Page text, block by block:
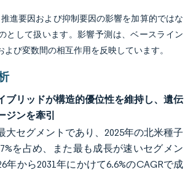
進要因および抑制要因の影響を加算的ではな
として扱います。影響予測は、ベースライン
よび変数間の相互作用を反映しています。
ブリッドが構造的優位性を維持し、遺伝
ジンを牽引
大セグメントであり、2025年の北米種子
を占め、また最も成長が速いセグメン
年から2031年にかけて6.6%のCAGRで成